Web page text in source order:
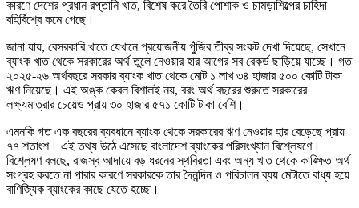
কারণে দেশের প্রধান রপ্তানি খাত, বিশেষ করে তৈরি পোশাক ও চামড়াশিল্পের চাহিদা
বহির্বিশ্বে কমে গেছে।
জানা যায়, বেসরকারি খাতে যেখানে প্রয়োজনীয় পুঁজির তীব্র সংকট দেখা দিয়েছে, সেখানে
ব্যাংক খাত থেকে সরকারের অর্থ তুলে নেওয়ার হার আগের সব রেকর্ড ছাড়িয়ে যাচ্ছে। গত
২০২৫-২৬ অর্থবছরে সরকার ব্যাংক খাত থেকে মোট ১ লাখ ৩৪ হাজার ৫০০ কোটি টাকা
ঋণ নিয়েছে। এই অঙ্ক কেবল বিশালই নয়, বরং অর্থ বছরের শুরুতে সরকারের
লক্ষ্যমাত্রার চেয়েও প্রায় ৩০ হাজার ৫৭১ কোটি টাকা বেশি।
এমনকি গত এক বছরের ব্যবধানে ব্যাংক থেকে সরকারের ঋণ নেওয়ার হার বেড়েছে প্রায়
৭৭ শতাংশ। এই তথ্য উঠে এসেছে বাংলাদেশ ব্যাংকের পরিসংখ্যান বিশ্লেষণে।
বিশ্লেষণ বলছে, রাজস্ব আদায়ে বড় ধরনের স্থবিরতা এবং অন্য খাত থেকে কাঙ্ক্ষিত অর্থ
সংগ্রহ করতে না পারার কারণে সরকারকে তার দৈনন্দিন ও পরিচালন ব্যয় মেটাতে বাধ্য হয়ে
বাণিজ্যিক ব্যাংকের কাছে যেতে হচ্ছে।